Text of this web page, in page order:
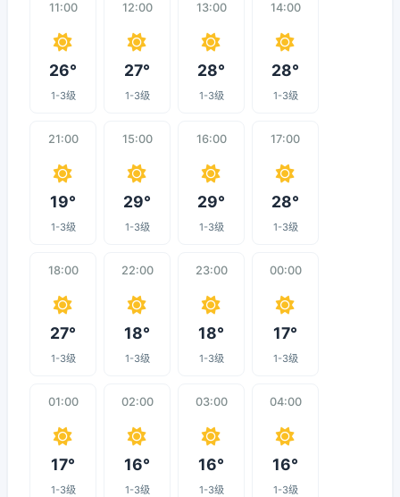
11:00
26°
1-3级
12:00
27°
1-3级
13:00
28°
1-3级
14:00
28°
1-3级
21:00
19°
1-3级
15:00
29°
1-3级
16:00
29°
1-3级
17:00
28°
1-3级
18:00
27°
1-3级
22:00
18°
1-3级
23:00
18°
1-3级
00:00
17°
1-3级
01:00
17°
1-3级
02:00
16°
1-3级
03:00
16°
1-3级
04:00
16°
1-3级